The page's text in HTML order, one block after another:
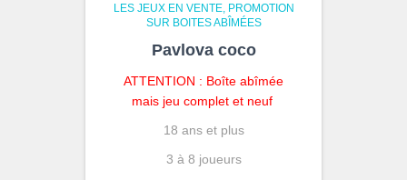
LES JEUX EN VENTE PROMOTION
SUR BOITES ABÎMÉES
Pavlova coco
ATTENTION : Boîte abîmée
mais jeu complet et neuf
18 ans et plus
3 à 8 joueurs